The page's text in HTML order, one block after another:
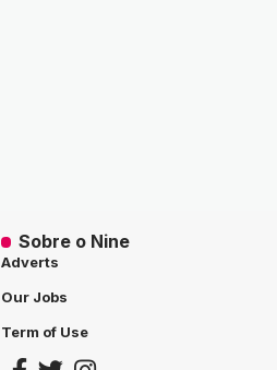
Sobre o Nine
Adverts
Our Jobs
Term of Use